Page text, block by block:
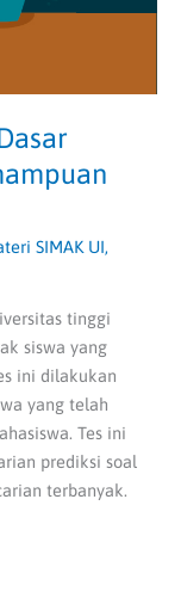
SIMAK UI,
tinggi
siswa yang
ini dilakukan
yang telah
Tes ini
prediksi soal
terbanyak.